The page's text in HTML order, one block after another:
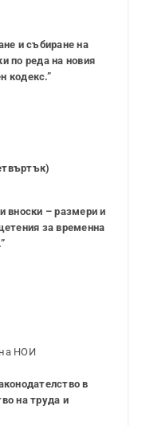
и събиране на
по реда на новия
кодекс.”
вноски – размери и
за временна
НОИ
в
на труда и